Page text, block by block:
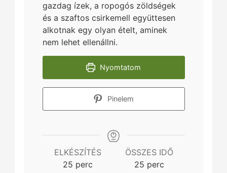
gazdag ízek, a ropogós zöldségek
és a szaftos csirkemell együttesen
alkotnak egy olyan ételt, aminek
nem lehet ellenállni.
Nyomtatom
Pinelem
ELKÉSZÍTÉS
25 minutes
perc
ÖSSZES IDŐ
25minutes
perc